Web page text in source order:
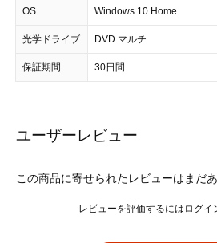
OS Windows 10 Home
光学ドライブ DVD マルチ
保証期間 30日間
ユーザーレビュー
この商品に寄せられたレビューはまだあ
レビューを評価するには ログイ